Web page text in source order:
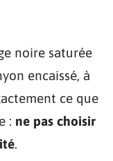
noire saturée
encaissé, à
ce que
: ne pas choisir
.